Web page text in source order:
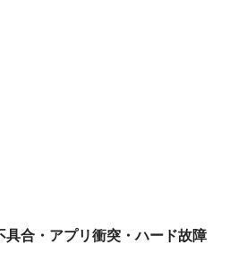
具合・アプリ衝突・ハード故障